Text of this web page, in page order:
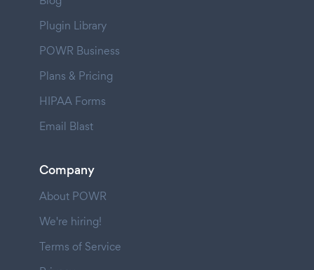
Plugin Library
POWR Business
Plans & Pricing
HIPAA Forms
Email Blast
Company
About POWR
We're hiring!
Terms of Service